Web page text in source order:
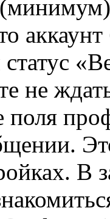
не
поля
В